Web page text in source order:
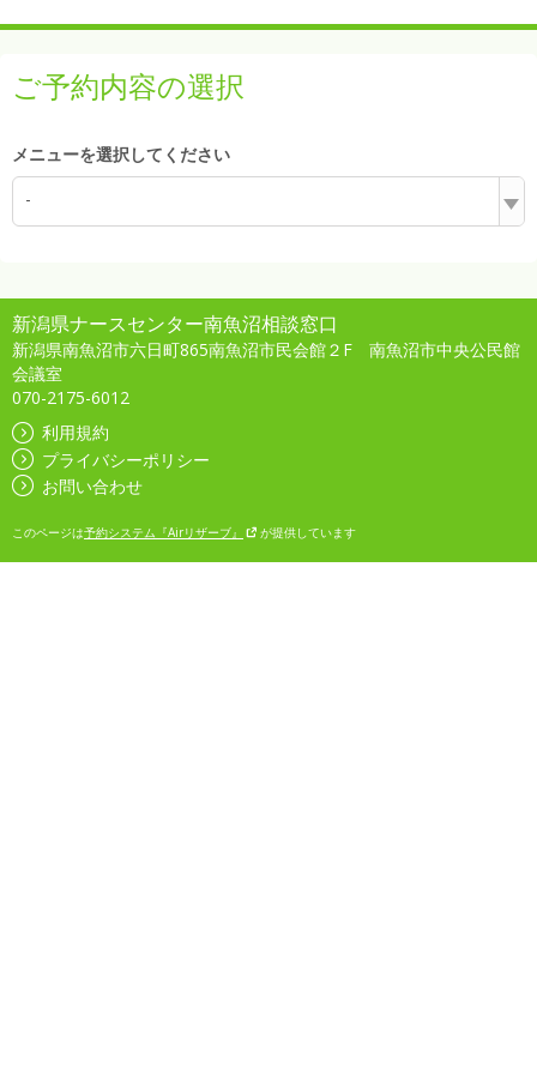
ご予約内容の選択
メニューを選択してください
-
新潟県ナースセンター南魚沼相談窓口
新潟県南魚沼市六日町865南魚沼市民会館２F 南魚沼市中央公民館
会議室
070-2175-6012
利用規約
プライバシーポリシー
お問い合わせ
このページは予約システム『Airリザーブ』 が提供しています